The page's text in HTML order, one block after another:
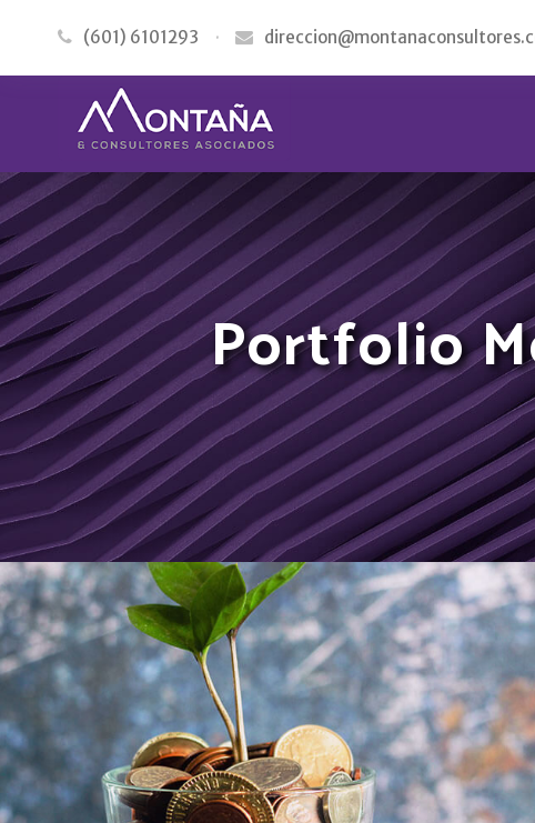
(601) 6101293 ·
Portfolio
Tributario y Fiscal